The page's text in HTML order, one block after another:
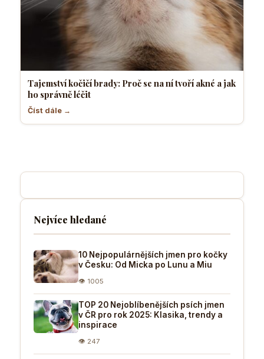
Tajemství kočičí brady: Proč se na ní tvoří akné a jak
ho správně léčit
Číst dále →
Nejvíce hledané
10 Nejpopulárnějších jmen pro kočky
v Česku: Od Micka po Lunu a Miu
👁 1005
TOP 20 Nejoblíbenějších psích jmen
v ČR pro rok 2025: Klasika, trendy a
inspirace
👁 247